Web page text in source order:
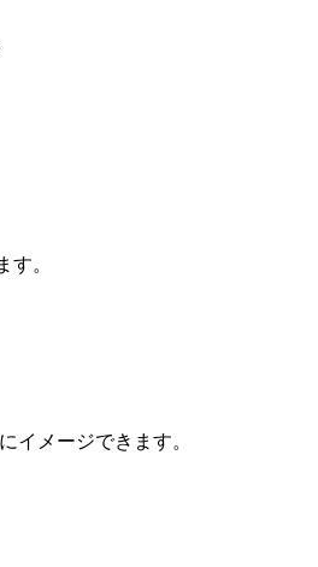
。
イメージできます。